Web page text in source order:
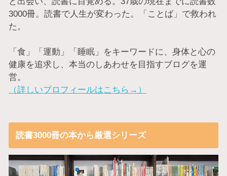
3000冊。読書で人生が変わった。「ことば」で救われ
た。
「食」「運動」「睡眠」をキーワードに、身体と心の
健康を追求し、本当のしあわせを目指すブログを運
営。
（詳しいプロフィールはこちら→）
読書3000冊の本から厳選シリーズ